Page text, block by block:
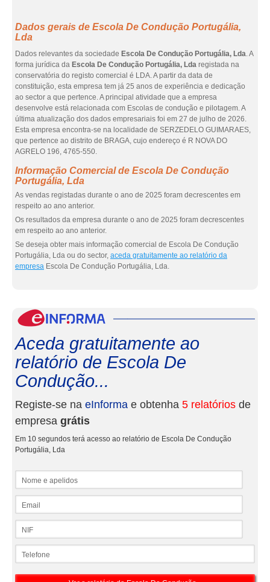
Dados gerais de Escola De Condução Portugália,
Lda
Dados relevantes da sociedade Escola De Condução Portugália, Lda. A
forma jurídica da Escola De Condução Portugália, Lda registada na
conservatória do registo comercial é LDA. A partir da data de
constituição, esta empresa tem já 25 anos de experiência e dedicação
ao sector a que pertence. A principal atividade que a empresa
desenvolve está relacionada com Escolas de condução e pilotagem. A
última atualização dos dados empresariais foi em 27 de julho de 2026.
Esta empresa encontra-se na localidade de SERZEDELO GUIMARAES,
que pertence ao distrito de BRAGA, cujo endereço é R NOVA DO
AGRELO 196, 4765-550.
Informação Comercial de Escola De Condução
Portugália, Lda
As vendas registadas durante o ano de 2025 foram decrescentes em
respeito ao ano anterior.
Os resultados da empresa durante o ano de 2025 foram decrescentes
em respeito ao ano anterior.
Se deseja obter mais informação comercial de Escola De Condução
Portugália, Lda ou do sector, aceda gratuitamente ao relatório da
empresa Escola De Condução Portugália, Lda.
Aceda gratuitamente ao
relatório de Escola De
Condução...
Registe-se na eInforma e obtenha 5 relatórios de
empresa grátis
Em 10 segundos terá acesso ao relatório de Escola De Condução
Portugália, Lda